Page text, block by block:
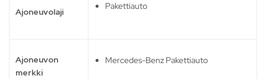
Ajoneuvolaji
Pakettiauto
Ajoneuvon
merkki
Mercedes-Benz Pakettiauto